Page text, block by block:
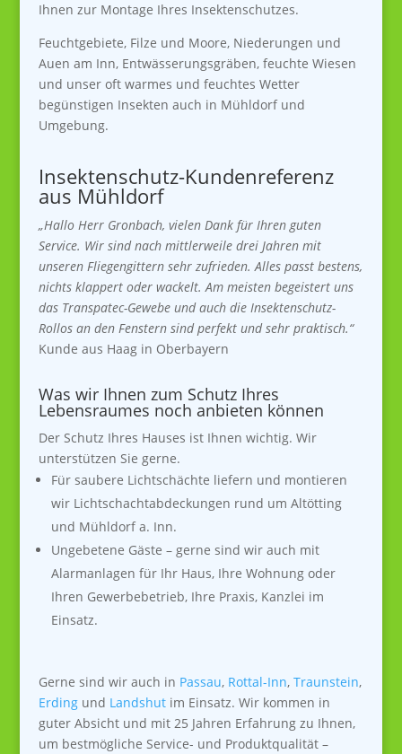
Ihnen zur Montage Ihres Insektenschutzes.
Feuchtgebiete, Filze und Moore, Niederungen und
Auen am Inn, Entwässerungsgräben, feuchte Wiesen
und unser oft warmes und feuchtes Wetter
begünstigen Insekten auch in Mühldorf und
Umgebung.
Insektenschutz-Kundenreferenz
aus Mühldorf
„Hallo Herr Gronbach, vielen Dank für Ihren guten
Service. Wir sind nach mittlerweile drei Jahren mit
unseren Fliegengittern sehr zufrieden. Alles passt bestens,
nichts klappert oder wackelt. Am meisten begeistert uns
das Transpatec-Gewebe und auch die Insektenschutz-
Rollos an den Fenstern sind perfekt und sehr praktisch.“
Kunde aus Haag in Oberbayern
Was wir Ihnen zum Schutz Ihres
Lebensraumes noch anbieten können
Der Schutz Ihres Hauses ist Ihnen wichtig. Wir
unterstützen Sie gerne.
Für saubere Lichtschächte liefern und montieren
wir Lichtschachtabdeckungen rund um Altötting
und Mühldorf a. Inn.
Ungebetene Gäste – gerne sind wir auch mit
Alarmanlagen für Ihr Haus, Ihre Wohnung oder
Ihren Gewerbebetrieb, Ihre Praxis, Kanzlei im
Einsatz.
Gerne sind wir auch in Passau, Rottal-Inn, Traunstein,
Erdingund Landshutim Einsatz. Wir kommen in
guter Absicht und mit 25 Jahren Erfahrung zu Ihnen,
um bestmögliche Service- und Produktqualität –